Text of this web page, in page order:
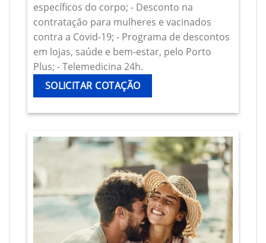
específicos do corpo; - Desconto na
contratação para mulheres e vacinados
contra a Covid-19; - Programa de descontos
em lojas, saúde e bem-estar, pelo Porto
Plus; - Telemedicina 24h.
SOLICITAR COTAÇÃO